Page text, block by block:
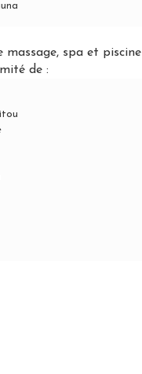
massage, spa et piscine
de :